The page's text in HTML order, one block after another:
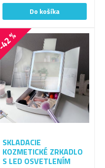
-42 %
SKLADACIE
KOZMETICKÉ ZRKADLO
S LED OSVETLENÍM